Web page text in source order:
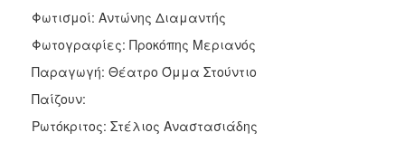
Φωτισμοί: Αντώνης Διαμαντής
Φωτογραφίες: Προκόπης Μεριανός
Παραγωγή: Θέατρο Όμμα Στούντιο
Παίζουν:
Ρωτόκριτος: Στέλιος Αναστασιάδης